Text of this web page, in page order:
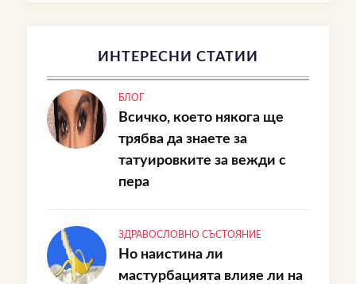
ИНТЕРЕСНИ СТАТИИ
БЛОГ
Всичко, което някога ще
трябва да знаете за
татуировките за вежди с
пера
ЗДРАВОСЛОВНО СЪСТОЯНИЕ
Но наистина ли
мастурбацията влияе ли на